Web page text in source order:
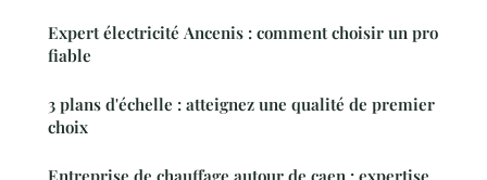
Expert électricité Ancenis : comment choisir un pro
fiable
3 plans d'échelle : atteignez une qualité de premier
choix
Entreprise de chauffage autour de caen : expertise